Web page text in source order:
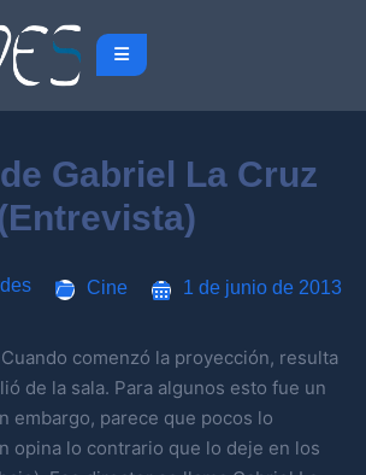
Gabriel La Cruz
Cine 1 de junio de 2013
comenzó la proyección, resulta
de la sala. Para algunos esto fue un
embargo, parece que pocos lo
opina lo contrario que lo deje en los